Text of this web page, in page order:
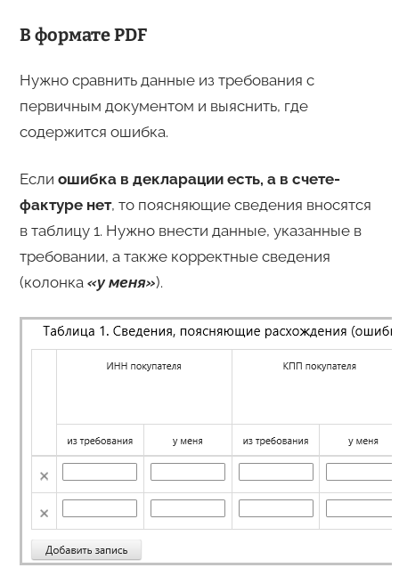
В формате PDF
Нужно сравнить данные из требования с
первичным документом и выяснить, где
содержится ошибка.
Если ошибка в декларации есть, а в счете-
фактуре нет, то поясняющие сведения вносятся
в таблицу 1. Нужно внести данные, указанные в
требовании, а также корректные сведения
(колонка «у меня»).